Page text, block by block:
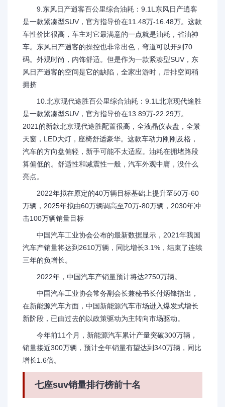
9.东风日产逍客百公里综合油耗：9.1L东风日产逍客
是一款紧凑型SUV，官方指导价在11.48万-16.48万。这款
车性价比很高，车主对它最满意的一点就是油耗，省油神
车。东风日产逍客的操控也非常出色，弯道可以开到70
码。外观时尚，内饰舒适。但是作为一款紧凑型SUV，东
风日产逍客的空间是它的缺陷，全家出游时，后排空间稍
拥挤
10.北京现代途胜百公里综合油耗：9.1L北京现代途胜
是一款紧凑型SUV，官方指导价在13.89万-22.29万。
2021的新款北京现代途胜配置很高，全液晶仪表盘，全景
天窗，LED大灯，座椅舒适豪华。这款车动力刚刚及格，
汽车的方向盘偏轻，新手可能不太适应。油耗在拥堵路段
算偏低的。舒适性和减震性一般，汽车外观中庸，没什么
亮点。
2022年拟在原定的40万辆目标基础上提升至50万-60
万辆，2025年拟由60万辆调高至70万-80万辆，2030年冲
击100万辆销量目标
中国汽车工业协会公布的最新数据显示，2021年我国
汽车产销量将达到2610万辆，同比增长3.1%，结束了连续
三年的负增长。
2022年，中国汽车产销量预计将达2750万辆。
中国汽车工业协会常务副会长兼秘书长付炳锋指出，
在新能源汽车方面，中国新能源汽车市场进入爆发式增长
新阶段，已由过去的以政策驱动为主转向市场驱动。
今年前11个月，新能源汽车累计产量突破300万辆，
销量接近300万辆，预计全年销量有望达到340万辆，同比
增长1.6倍。
七座suv销量排行榜前十名